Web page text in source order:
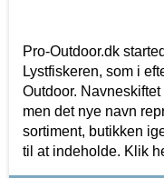
Pro-Outdoor.dk
Lystfiskeren, som i
Outdoor.
men det nye navn
sortiment, butikken
til at indeholde. Klik